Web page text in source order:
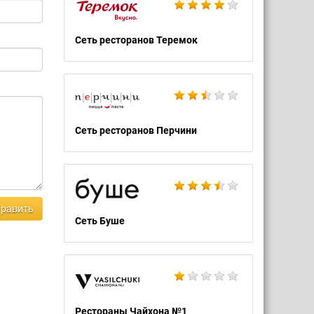
Сеть ресторанов Теремок
Сеть ресторанов Перчини
Сеть Буше
Рестораны Чайхона №1